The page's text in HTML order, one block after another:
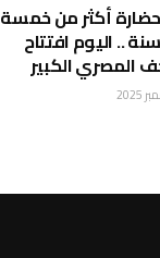
أكثر من خمسة
.. اليوم افتتاح
المصري الكبير